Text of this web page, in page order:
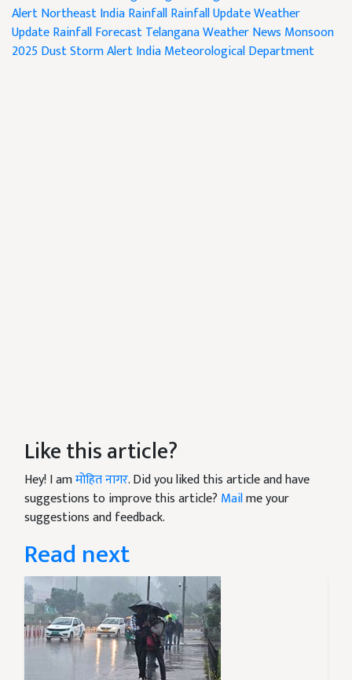
AlertNortheast India RainfallRainfall UpdateWeather
UpdateRainfall ForecastTelangana Weather News Monsoon
2025Dust Storm AlertIndia Meteorological Department
Like this article?
Hey! I amमोहित नागर. Did you liked this article and have
suggestions to improve this article? Mailme your
suggestions and feedback.
Read next